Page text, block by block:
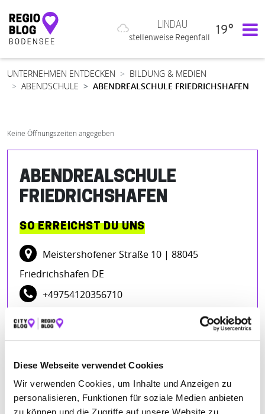
Diese Webseite verwendet Cookies
Wir verwenden Cookies, um Inhalte und Anzeigen zu
personalisieren, Funktionen für soziale Medien anbieten
Hauptnavigation
LINDAU
stellenweise Regenfall
19°
UNTERNEHMEN ENTDECKEN
BILDUNG & MEDIEN
ABENDSCHULE
ABENDREALSCHULE FRIEDRICHSHAFEN
Keine Öffnungszeiten angegeben
ABENDREALSCHULE
FRIEDRICHSHAFEN
SO ERREICHST DU UNS
Meistershofener Straße 10 | 88045
Friedrichshafen DE
+49754120356710
abendrealschule-fn.de